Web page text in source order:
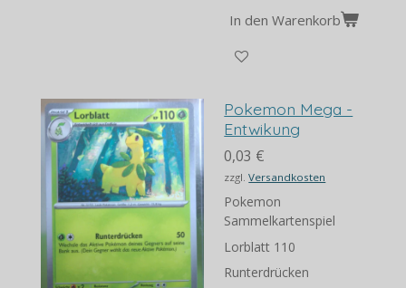
In den Warenkorb
Pokemon Mega -
Entwikung
0,03 €
zzgl.Versandkosten
Pokemon
Sammelkartenspiel
Lorblatt 110
Runterdrücken